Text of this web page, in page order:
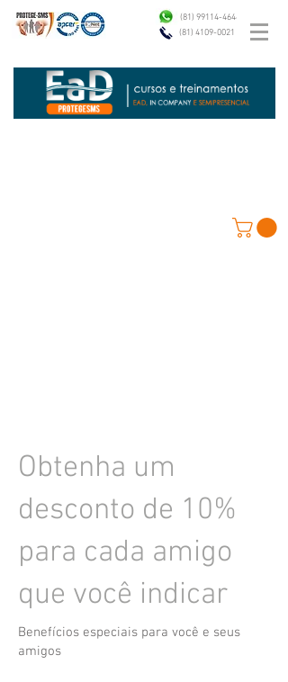
(81) 4109-0021
(81) 99114-4646
Obtenha um
desconto de 10%
para cada amigo
que você indicar
Benefícios especiais para você e seus
amigos